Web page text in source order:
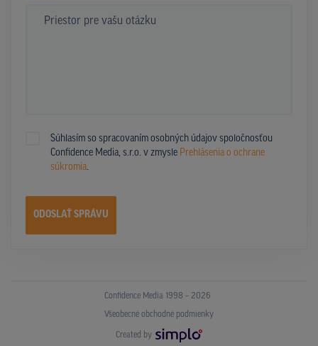
Súhlasím so spracovaním osobných údajov spoločnosťou
Confidence Media, s.r.o. v zmysle Prehlásenia o ochrane
súkromia.
ODOSLAŤ SPRÁVU
Confidence Media 1998 – 2026
Všeobecné obchodné podmienky
Created by